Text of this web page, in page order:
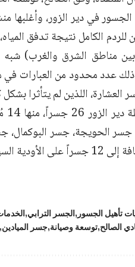
الجسور في دير الزور،
للردم الكامل نتيجة تدفق
مناطق الشرق والغرب)
عدد محدود من العبارات في
العشارة، اللذين لم يتأثرا بشكل
الحويجة، جسر البوكمال،
السيلية.
تأهيل الجسور الجسر الترابي
الصالح توسعة وصيانة جسر الميادين